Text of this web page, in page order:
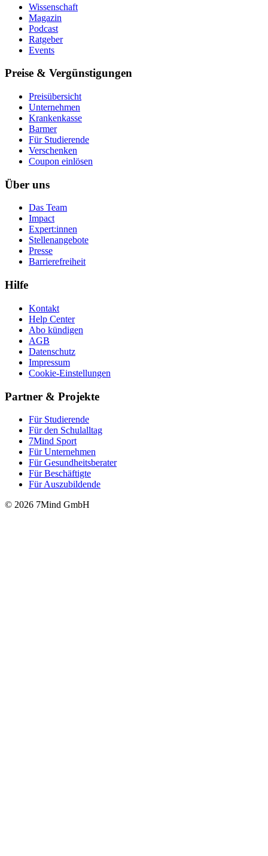
Wissenschaft
Magazin
Podcast
Ratgeber
Events
Preise & Vergünstigungen
Preisübersicht
Unternehmen
Krankenkasse
Barmer
Für Studierende
Ver­schen­ken
Coupon einlösen
Über uns
Das Team
Impact
Expert:innen
Stellenangebote
Presse
Barrierefreiheit
Hilfe
Kontakt
Help Center
Abo kündigen
AGB
Datenschutz
Impressum
Cookie-Einstellungen
Partner & Projekte
Für Stu­die­rende
Für den Schulalltag
7Mind Sport
Für Unter­neh­men
Für Gesund­heits­be­ra­ter
Für Beschäftigte
Für Auszubildende
© 2026 7Mind GmbH